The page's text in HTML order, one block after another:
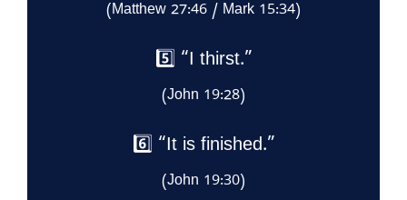
(Matthew 27:46 / Mark 15:34)
5️⃣ “I thirst.”
(John 19:28)
6️⃣ “It is finished.”
(John 19:30)